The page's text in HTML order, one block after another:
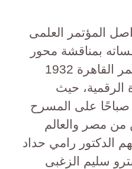
المؤتمر العلمى
بمناقشة محور
الرؤى التوثيقية منذ مؤتمر القاهرة 1932
الرقمية، حيث
صباحًا على المسرح
من مصر والعالم
الدكتور رامي حداد
سليم الزغبى